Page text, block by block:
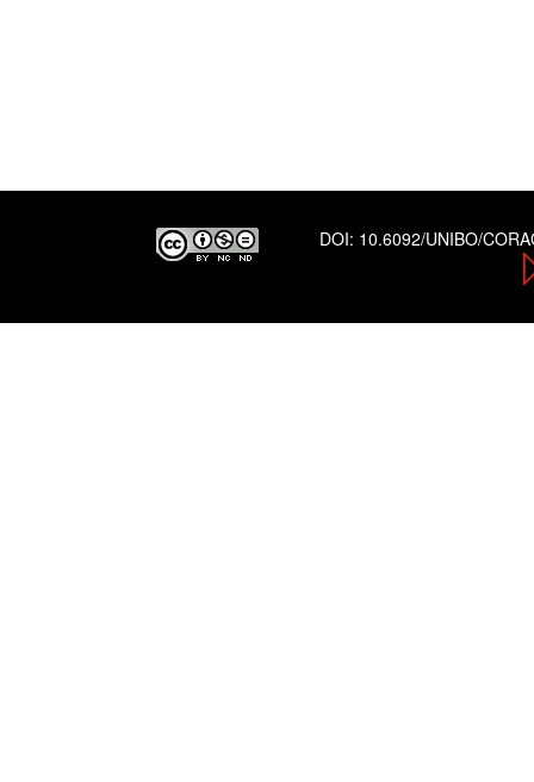
DOI: 10.6092/UNIBO/